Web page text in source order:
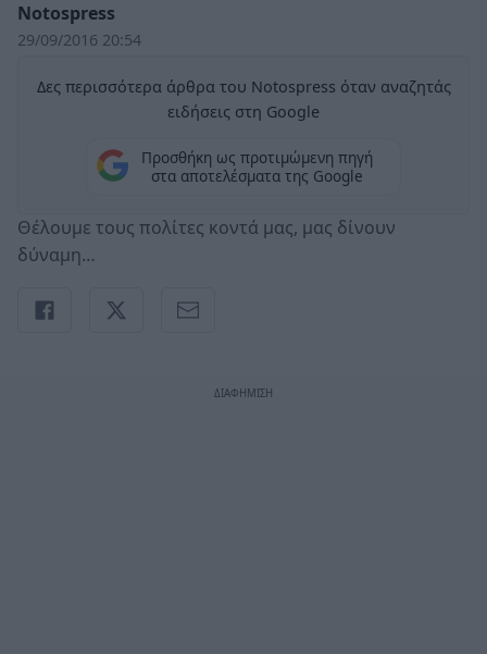
Notospress
29/09/2016 20:54
Δες περισσότερα άρθρα του Notospress όταν αναζητάς
ειδήσεις στη Google
Προσθήκη ως προτιμώμενη πηγή
στα αποτελέσματα της Google
Θέλουμε τους πολίτες κοντά μας, μας δίνουν
δύναμη…